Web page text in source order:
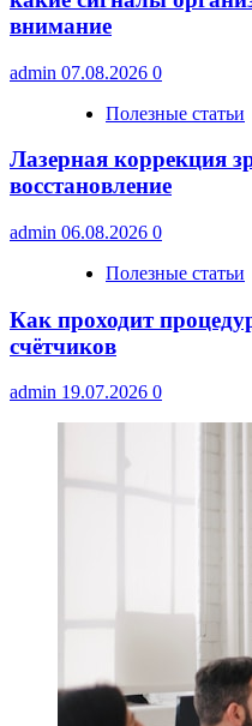
внимание
admin 07.08.2026 0
Полезные статьи
Лазерная коррекция
восстановление
admin 06.08.2026 0
Полезные статьи
Как проходит
счётчиков
admin 19.07.2026 0